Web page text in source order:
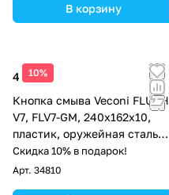
В корзину
10%
4 513 ₽
Кнопка смыва Veconi FLUSH
V7, FLV7-GM, 240х162х10,
пластик, оружейная сталь
матовая
Скидка 10% в подарок!
Арт. 34810